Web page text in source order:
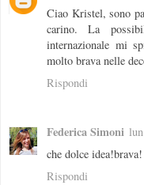
Ciao Kristel, sono
carino. La
internazionale mi
molto brava nelle
Rispondi
Federica Simoni
che dolce idea!brava!
Rispondi